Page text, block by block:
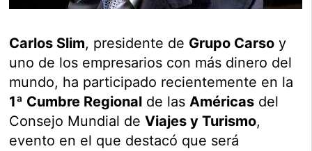
Carlos Slim, presidente de Grupo Carso y
uno de los empresarios con más dinero del
mundo, ha participado recientemente en la
1ª Cumbre Regional de lasAméricas del
Consejo Mundial deViajes y Turismo,
evento en el que destacó que será